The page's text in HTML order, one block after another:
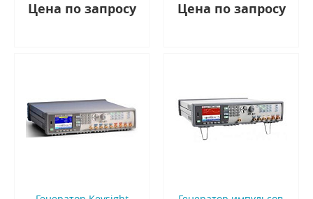
Цена по запросу Цена по запросу